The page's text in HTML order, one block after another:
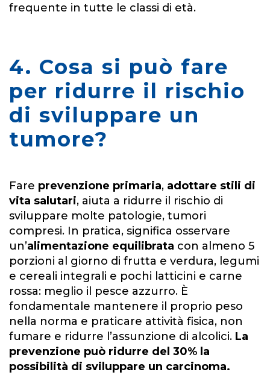
frequente in tutte le classi di età.
4. Cosa si può fare
per ridurre il rischio
di sviluppare un
tumore?
Fare prevenzione primaria, adottare stili di
vita salutari, aiuta a ridurre il rischio di
sviluppare molte patologie, tumori
compresi. In pratica, significa osservare
un’alimentazione equilibrata con almeno 5
porzioni al giorno di frutta e verdura, legumi
e cereali integrali e pochi latticini e carne
rossa: meglio il pesce azzurro. È
fondamentale mantenere il proprio peso
nella norma e praticare attività fisica, non
fumare e ridurre l’assunzione di alcolici. La
prevenzione può ridurre del 30% la
possibilità di sviluppare un carcinoma.